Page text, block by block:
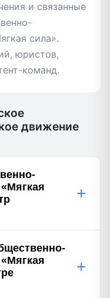
и связанные
сила».
юристов,
команд.
движение
+
+